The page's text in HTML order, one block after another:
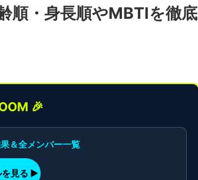
順・身長順やMBTIを徹底
🎉
＆全メンバー一覧
を見る ▶